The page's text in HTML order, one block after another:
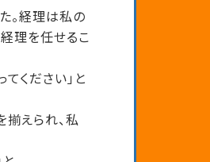
。経理は私の
理を任せるこ
ください」と
揃えられ、私